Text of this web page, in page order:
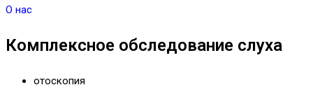
О нас
Комплексное обследование слуха
отоскопия